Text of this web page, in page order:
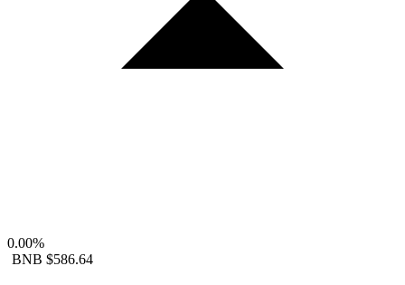
0.00%
BNB $586.64